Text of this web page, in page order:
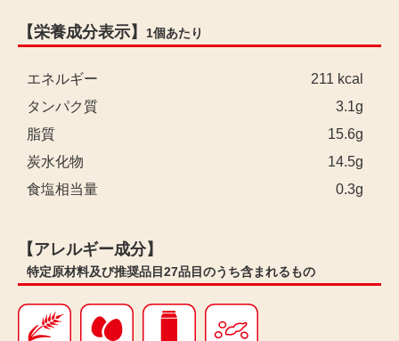
【栄養成分表示】 1個あたり
エネルギー
211 kcal
タンパク質
3.1g
脂質
15.6g
炭水化物
14.5g
食塩相当量
0.3g
【アレルギー成分】
特定原材料及び推奨品目27品目のうち含まれるもの